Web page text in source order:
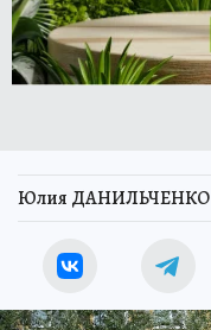
Юлия ДАНИЛЬЧЕНКО